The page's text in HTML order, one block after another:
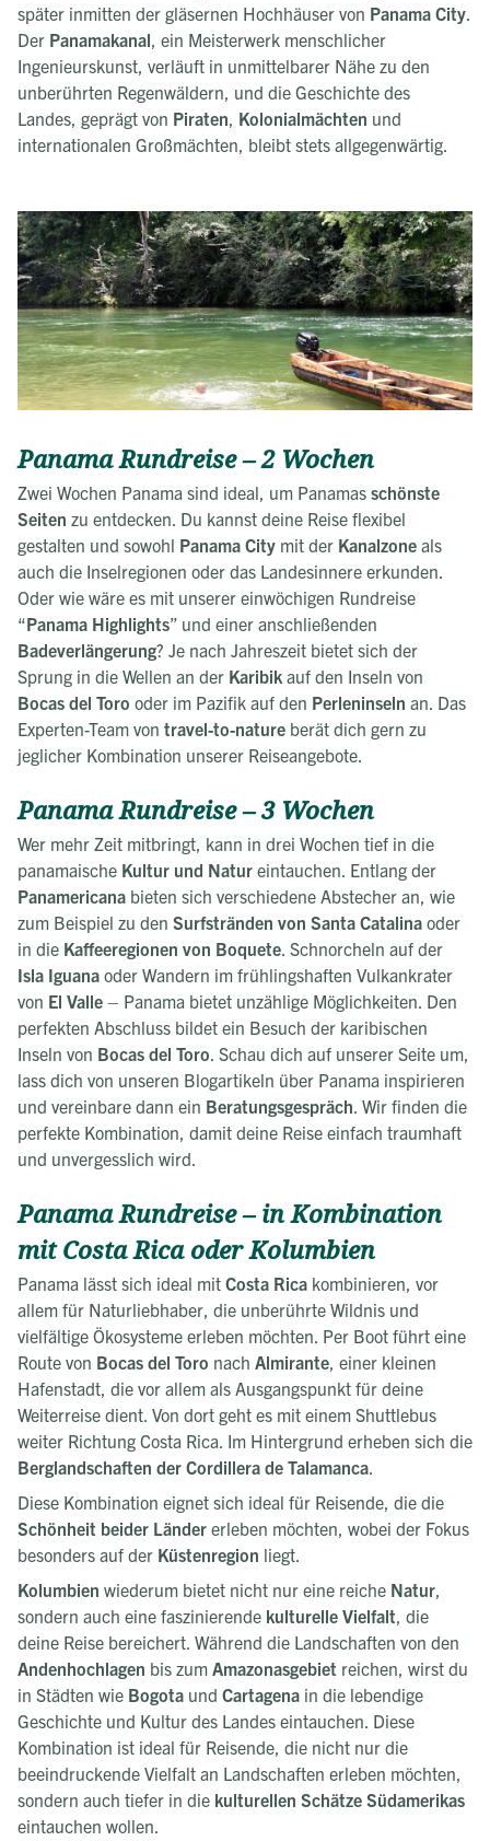
später inmitten der gläsernen Hochhäuser von Panama City
Der Panamakanal , ein Meisterwerk menschlicher
Ingenieurskunst, verläuft in unmittelbarer Nähe zu den
unberührten Regenwäldern, und die Geschichte des
Landes, geprägt von Piraten Kolonialmächten und
internationalen Großmächten, bleibt stets allgegenwärtig.
Panama Rundreise – 2 Wochen
Zwei Wochen Panama sind ideal, um Panamas schönste
Seiten zu entdecken. Du kannst deine Reise flexibel
gestalten und sowohl Panama City mit der Kanalzone als
auch die Inselregionen oder das Landesinnere erkunden.
Oder wie wäre es mit unserer einwöchigen Rundreise
“Panama Highlights” und einer anschließenden
Badeverlängerung? Je nach Jahreszeit bietet sich der
Sprung in die Wellen an der Karibik auf den Inseln von
Bocas del Toro oder im Pazifik auf den Perleninseln an. Das
Experten-Team von travel-to-nature berät dich gern zu
jeglicher Kombination unserer Reiseangebote.
Panama Rundreise – 3 Wochen
Wer mehr Zeit mitbringt, kann in drei Wochen tief in die
panamaische Kultur und Natur eintauchen. Entlang der
Panamericana bieten sich verschiedene Abstecher an, wie
zum Beispiel zu den Surfstränden von Santa Catalina oder
in die Kaffeeregionen von Boquete. Schnorcheln auf der
Isla Iguana oder Wandern im frühlingshaften Vulkankrater
von El Valle – Panama bietet unzählige Möglichkeiten. Den
perfekten Abschluss bildet ein Besuch der karibischen
Inseln von Bocas del Toro. Schau dich auf unserer Seite um,
lass dich von unseren Blogartikeln über Panama inspirieren
und vereinbare dann ein Beratungsgespräch. Wir finden die
perfekte Kombination, damit deine Reise einfach traumhaft
und unvergesslich wird.
Panama Rundreise – in Kombination
mit Costa Rica oder Kolumbien
Panama lässt sich ideal mit Costa Rica kombinieren, vor
allem für Naturliebhaber, die unberührte Wildnis und
vielfältige Ökosysteme erleben möchten. Per Boot führt eine
Route von Bocas del Toro nach Almirante, einer kleinen
Hafenstadt, die vor allem als Ausgangspunkt für deine
Weiterreise dient. Von dort geht es mit einem Shuttlebus
weiter Richtung Costa Rica. Im Hintergrund erheben sich die
Berglandschaften der Cordillera de Talamanca.
Diese Kombination eignet sich ideal für Reisende, die die
Schönheit beider Länder erleben möchten, wobei der Fokus
besonders auf der Küstenregion liegt.
Kolumbien wiederum bietet nicht nur eine reiche Natur,
sondern auch eine faszinierende kulturelle Vielfalt, die
deine Reise bereichert. Während die Landschaften von den
Andenhochlagen bis zum Amazonasgebiet reichen, wirst du
in Städten wie Bogota und Cartagena in die lebendige
Geschichte und Kultur des Landes eintauchen. Diese
Kombination ist ideal für Reisende, die nicht nur die
beeindruckende Vielfalt an Landschaften erleben möchten,
sondern auch tiefer in die kulturellen Schätze Südamerikas
eintauchen wollen.